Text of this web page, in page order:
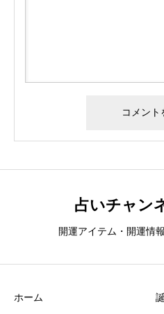
占いチャン
開運アイテム・開運情
ホーム
誕生日ランキング